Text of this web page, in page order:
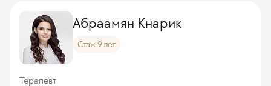
Абраамян Кнарик
Стаж 9 лет
Терапевт